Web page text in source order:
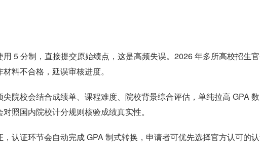
5 分制，直接提交原始绩点，这是高频失误。2026 年多所高校招生
料不合格，延误审核进度。
院校会结合成绩单、课程难度、院校背景综合评估，单纯拉高 GPA 数
照国内院校计分规则核验成绩真实性。
认证环节会自动完成 GPA 制式转换，申请者可优先选择官方认可的